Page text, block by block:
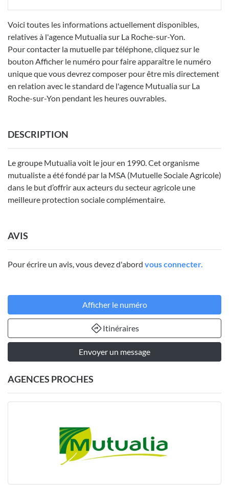
Voici toutes les informations actuellement disponibles,
relatives à l'agence Mutualia sur La Roche-sur-Yon.
Pour contacter la mutuelle par téléphone, cliquez sur le
bouton Afficher le numéro pour faire apparaître le numéro
unique que vous devrez composer pour être mis directement
en relation avec le standard de l'agence Mutualia sur La
Roche-sur-Yon pendant les heures ouvrables.
DESCRIPTION
Le groupe Mutualia voit le jour en 1990. Cet organisme
mutualiste a été fondé par la MSA (Mutuelle Sociale Agricole)
dans le but d’offrir aux acteurs du secteur agricole une
meilleure protection sociale complémentaire.
AVIS
Pour écrire un avis, vous devez d'abord vous connecter.
Afficher le numéro
Itinéraires
Envoyer un message
AGENCES PROCHES